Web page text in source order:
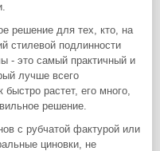
решение для тех, кто, на
стилевой подлинности
- это самый практичный и
лучше всего
растет, его много,
решение.
с рубчатой фактурой или
циновки, не